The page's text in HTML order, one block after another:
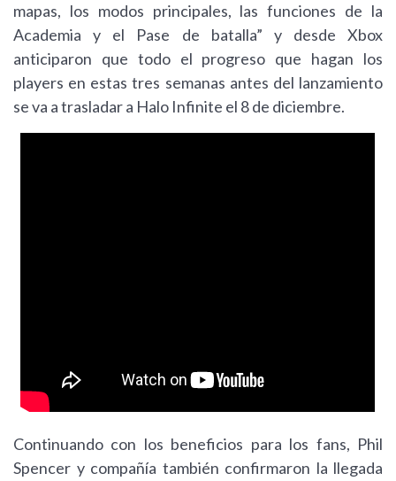
mapas, los modos principales, las funciones de la
Academia y el Pase de batalla” y desde Xbox
anticiparon que todo el progreso que hagan los
players en estas tres semanas antes del lanzamiento
se va a trasladar a Halo Infinite el 8 de diciembre.
Continuando con los beneficios para los fans, Phil
Spencer y compañía también confirmaron la llegada